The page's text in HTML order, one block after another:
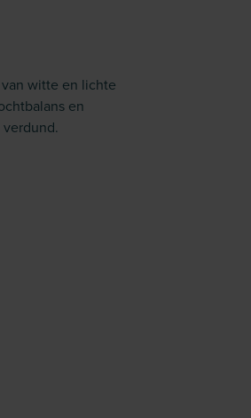
witte en lichte
en